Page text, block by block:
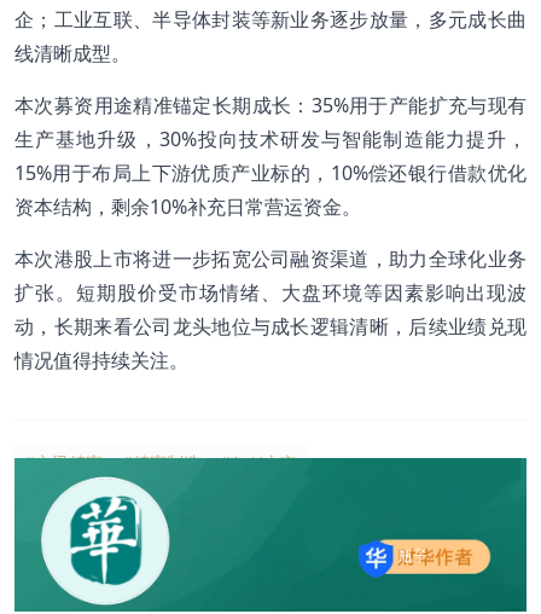
企；工业互联、半导体封装等新业务逐步放量，多元成长曲
线清晰成型。
本次募资用途精准锚定长期成长：35%用于产能扩充与现有
生产基地升级，30%投向技术研发与智能制造能力提升，
15%用于布局上下游优质产业标的，10%偿还银行借款优化
资本结构，剩余10%补充日常营运资金。
本次港股上市将进一步拓宽公司融资渠道，助力全球化业务
扩张。短期股价受市场情绪、大盘环境等因素影响出现波
动，长期来看公司龙头地位与成长逻辑清晰，后续业绩兑现
情况值得持续关注。
#立讯精密 #精密制造 #A+H上市
瓶子